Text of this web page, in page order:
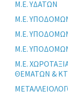
Μ.Ε. ΥΔΑΤΩΝ
Μ.Ε.
Μ.Ε.
Μ.Ε.
Μ.Ε.
ΘΕΜΑΤΩΝ &